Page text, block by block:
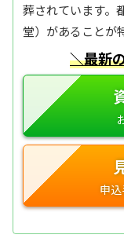
葬されています。
堂）があることが
＼最新